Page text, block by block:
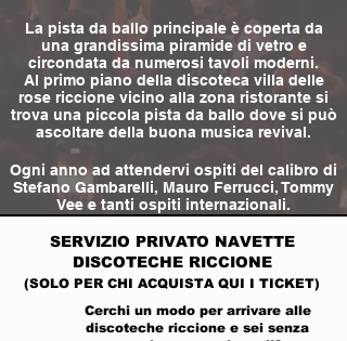
La pista da ballo principale è coperta da
una grandissima piramide di vetro e
circondata da numerosi tavoli moderni.
Al primo piano della discoteca villa delle
rose riccione vicino alla zona ristorante si
trova una piccola pista da ballo dove si può
ascoltare della buona musica revival.
Ogni anno ad attendervi ospiti del calibro di
Stefano Gambarelli, Mauro Ferrucci, Tommy
Vee e tanti ospiti internazionali.
SERVIZIO PRIVATO NAVETTE
DISCOTECHE RICCIONE
(SOLO PER CHI ACQUISTA QUI I TICKET)
Cerchi un modo per arrivare alle
discoteche riccione e sei senza